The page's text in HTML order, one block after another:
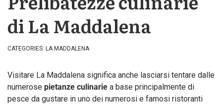
di La Maddalena
CATEGORIES: LA MADDALENA
Visitare La Maddalena significa anche lasciarsi tentare dalle
numerose pietanze culinarie a base principalmente di
pesce da gustare in uno dei numerosi e famosi ristoranti